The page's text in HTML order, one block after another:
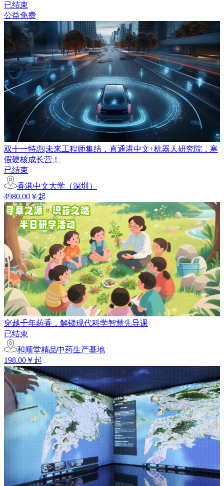
已结束
公益免费
双十一特惠|未来工程师集结，直通港中文+机器人研究院，寒
假硬核成长营！
已结束
香港中文大学（深圳）
4980.00￥起
穿越千年药香，解锁现代科学智慧先导课
已结束
和顺堂精品中药生产基地
198.00￥起